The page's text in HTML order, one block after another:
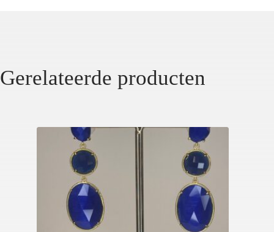
Gerelateerde producten